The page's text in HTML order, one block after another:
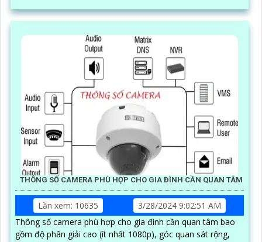
THÔNG SỐ CAMERA PHÙ HỢP CHO GIA ĐÌNH CẦN QUAN TÂM
Lần xem: 10635
3/28/2024 9:02:51 AM
Thông số camera phù hợp cho gia đình cần quan tâm bao
gồm độ phân giải cao (ít nhất 1080p), góc quan sát rộng,